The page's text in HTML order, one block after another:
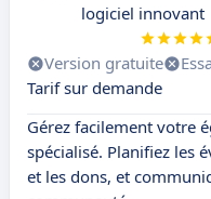
logiciel innovant
Version gratuite
Tarif sur demande
Gérez facilement votre
spécialisé. Planifiez les
et les dons, et